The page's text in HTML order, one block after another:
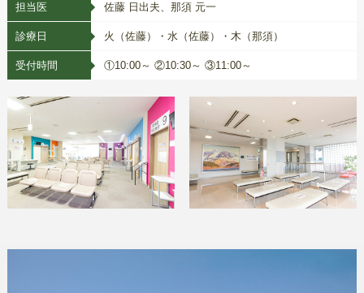
担当医 佐藤 日出夫、那須 元一
診療日 火（佐藤）・水（佐藤）・木（那須）
受付時間 ①10:00～ ②10:30～ ③11:00～